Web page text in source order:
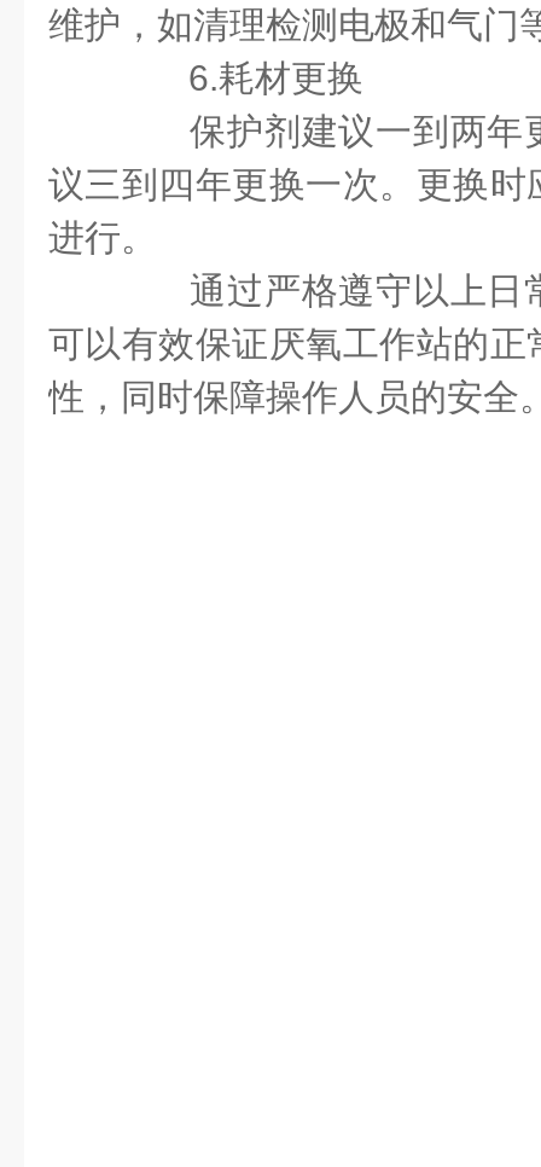
维护，如清理检测电极和气门
6.耗材更换
保护剂建议一到两年
议三到四年更换一次。更换
进行。
通过严格遵守以上日
可以有效保证厌氧工作站的
性，同时保障操作人员的安全